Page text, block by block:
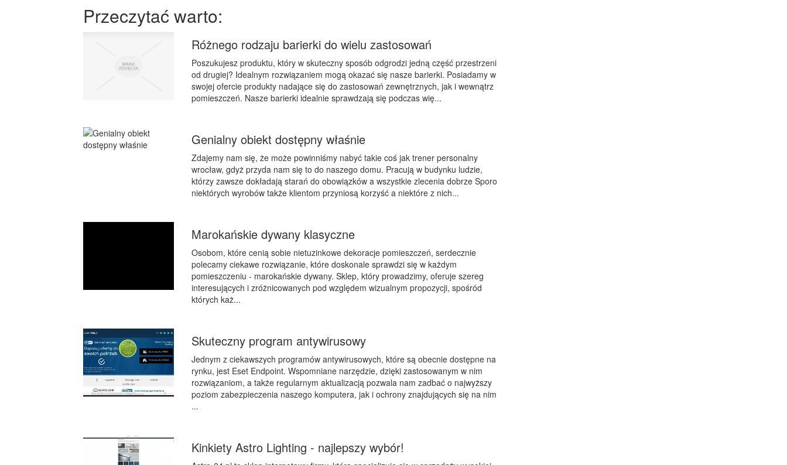
Przeczytać warto:
Różnego rodzaju barierki do wielu zastosowań
Poszukujesz produktu, który w skuteczny sposób odgrodzi jedną część przestrzeni
od drugiej? Idealnym rozwiązaniem mogą okazać się nasze barierki. Posiadamy w
swojej ofercie produkty nadające się do zastosowań zewnętrznych, jak i wewnątrz
pomieszczeń. Nasze barierki idealnie sprawdzają się podczas wię...
Genialny obiekt dostępny właśnie
Zdajemy nam się, że może powinniśmy nabyć takie coś jak trener personalny
wrocław, gdyż przyda nam się to do naszego domu. Pracują w budynku ludzie,
którzy zawsze dokładają starań do obowiązków a wszystkie zlecenia dobrze Sporo
niektórych wyrobów także klientom przyniosą korzyść a niektóre z nich...
Marokańskie dywany klasyczne
Osobom, które cenią sobie nietuzinkowe dekoracje pomieszczeń, serdecznie
polecamy ciekawe rozwiązanie, które doskonale sprawdzi się w każdym
pomieszczeniu - marokańskie dywany. Sklep, który prowadzimy, oferuje szereg
interesujących i zróżnicowanych pod względem wizualnym propozycji, spośród
których każ...
Skuteczny program antywirusowy
Jednym z ciekawszych programów antywirusowych, które są obecnie dostępne na
rynku, jest Eset Endpoint. Wspomniane narzędzie, dzięki zastosowanym w nim
rozwiązaniom, a także regularnym aktualizacją pozwala nam zadbać o najwyższy
poziom zabezpieczenia naszego komputera, jak i ochrony znajdujących się na nim
...
Kinkiety Astro Lighting - najlepszy wybór!